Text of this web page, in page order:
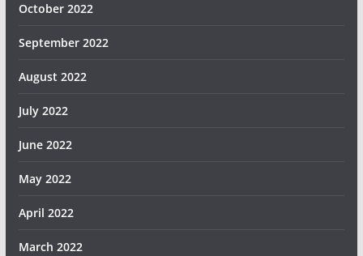
October 2022
September 2022
August 2022
July 2022
June 2022
May 2022
April 2022
March 2022